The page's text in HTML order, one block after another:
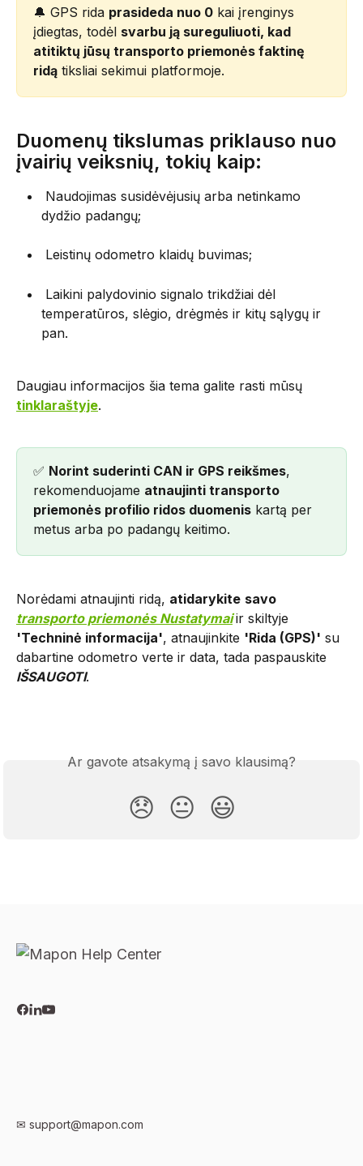
🔔 GPS rida prasideda nuo 0 kai įrenginys
įdiegtas, todėl svarbu ją sureguliuoti, kad
atitiktų jūsų transporto priemonės faktinę
ridą tiksliai sekimui platformoje.
Duomenų tikslumas priklauso nuo
įvairių veiksnių, tokių kaip:
dydžio padangų;
Leistinų odometro klaidų buvimas;
temperatūros, slėgio, drėgmės ir kitų sąlygų ir
pan.
Daugiau informacijos šia tema galite rasti mūsų
tinklaraštyje.
✅ Norint suderinti CAN ir GPS reikšmes,
rekomenduojame atnaujinti transporto
priemonės profilio ridos duomenis kartą per
metus arba po padangų keitimo.
Norėdami atnaujinti ridą, atidarykite savo
transporto priemonės Nustatymai ir skiltyje
'Techninė informacija', atnaujinkite 'Rida (GPS)' su
dabartine odometro verte ir data, tada paspauskite
IŠSAUGOTI.
Ar gavote atsakymą į savo klausimą?
😞 😐 😃
✉ support@mapon.com